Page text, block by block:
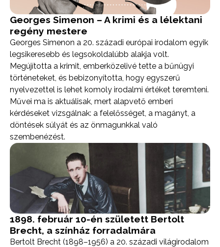
Georges Simenon – A krimi és a lélektani
regény mestere
Georges Simenon a 20. századi európai irodalom egyik
legsikeresebb és legsokoldalúbb alakja volt.
Megújította a krimit, emberközelivé tette a bűnügyi
történeteket, és bebizonyította, hogy egyszerű
nyelvezettel is lehet komoly irodalmi értéket teremteni.
Művei ma is aktuálisak, mert alapvető emberi
kérdéseket vizsgálnak: a felelősséget, a magányt, a
döntések súlyát és az önmagunkkal való
szembenézést.
1898. február 10-én született Bertolt
Brecht, a színház forradalmára
Bertolt Brecht (1898–1956) a 20. századi világirodalom